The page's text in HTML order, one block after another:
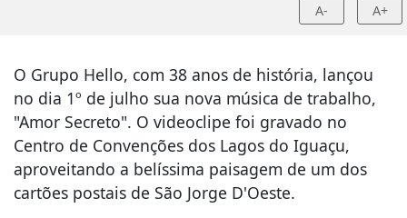
A- A+
O Grupo Hello, com 38 anos de história, lançou
no dia 1º de julho sua nova música de trabalho,
"Amor Secreto". O videoclipe foi gravado no
Centro de Convenções dos Lagos do Iguaçu,
aproveitando a belíssima paisagem de um dos
cartões postais de São Jorge D'Oeste.